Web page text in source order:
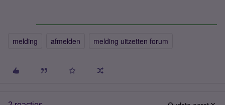
melding afmelden melding uitzetten forum